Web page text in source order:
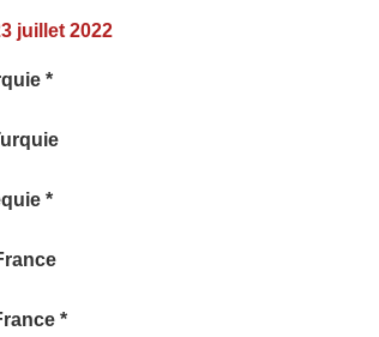
juillet 2022
*
*
*